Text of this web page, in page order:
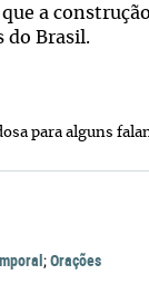
a
do Brasil.
para alguns
;Orações